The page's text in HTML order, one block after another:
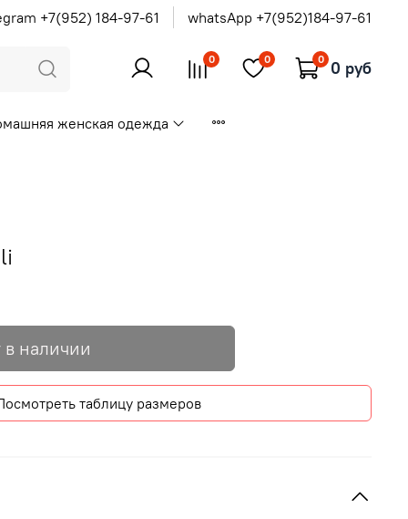
+7(952) 184-97-61 whatsApp +7(952)184-97-61
0 0 0 0 руб
женская одежда
наличии
таблицу размеров